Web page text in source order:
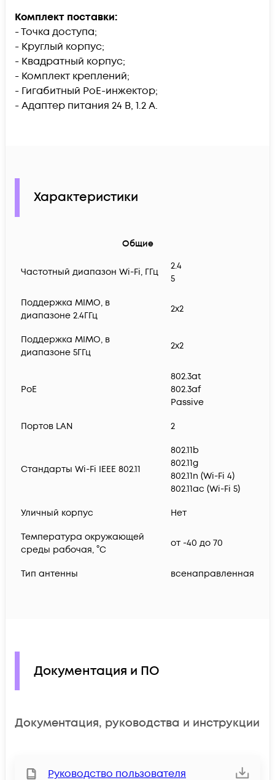
Комплект поставки:
- Точка доступа;
- Круглый корпус;
- Квадратный корпус;
- Комплект креплений;
- Гигабитный PoE-инжектор;
- Адаптер питания 24 В, 1.2 А.
Характеристики
Общие
Частотный диапазон Wi-Fi, ГГц
2.4
5
Поддержка MIMO, в
диапазоне 2.4ГГц
2x2
Поддержка MIMO, в
диапазоне 5ГГц
2x2
PoE
802.3at
802.3af
Passive
Портов LAN 2
Стандарты Wi-Fi IEEE 802.11
802.11b
802.11g
802.11n (Wi-Fi 4)
802.11ac (Wi-Fi 5)
Уличный корпус Нет
Температура окружающей
среды рабочая, °C
от -40 до 70
Тип антенны всенаправленная
Документация и ПО
Документация, руководства и инструкции
Руководство пользователя